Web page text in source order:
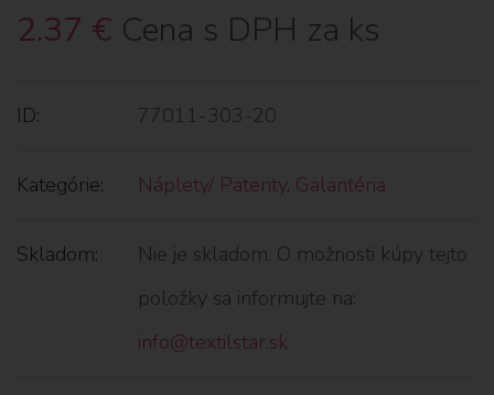
2.37 € Cena s DPH za ks
ID: 77011-303-20
Kategórie: Náplety/ Patenty, Galantéria
Skladom:
Nie je skladom. O možnosti kúpy tejto
položky sa informujte na:
info@textilstar.sk